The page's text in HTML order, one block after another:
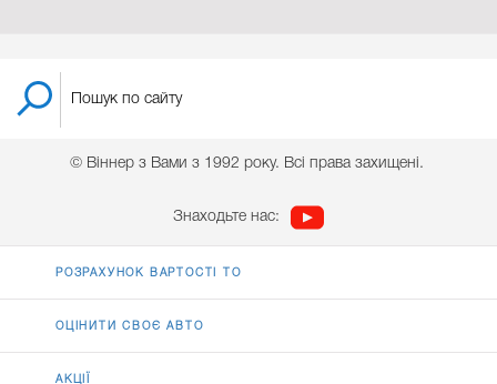
© Віннер з Вами з 1992 року. Всі права захищені.
Знаходьте нас:
РОЗРАХУНОК ВАРТОСТІ ТО
ОЦІНИТИ СВОЄ АВТО
АКЦІЇ